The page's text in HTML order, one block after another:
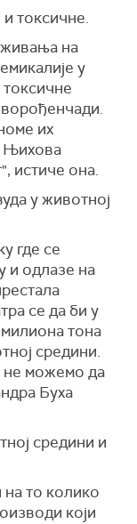
токсичне.
на
у
их
Њихова
истиче она.
у животној
где се
и одлазе на
се да би у
тона
средини.
не можемо да
Буха
средини и
то колико
који